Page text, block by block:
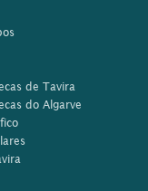
de Tavira
do Algarve